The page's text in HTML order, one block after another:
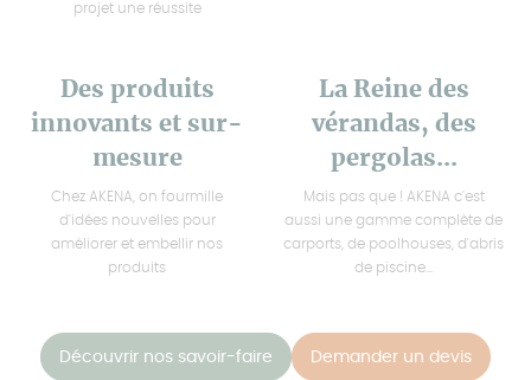
projet une réussite
Des produits
innovants et sur-
mesure
Chez AKENA, on fourmille
d'idées nouvelles pour
améliorer et embellir nos
produits
La Reine des
vérandas, des
pergolas...
Mais pas que ! AKENA c'est
aussi une gamme complète de
carports, de poolhouses, d'abris
de piscine...
Découvrir nos savoir-faire Demander un devis